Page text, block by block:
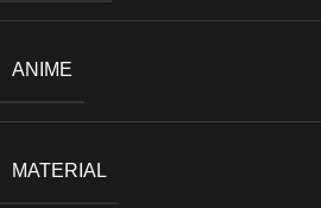
ANIME
MATERIAL